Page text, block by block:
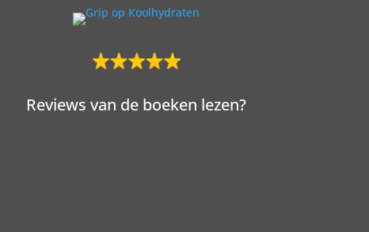
Reviews van de boeken lezen?